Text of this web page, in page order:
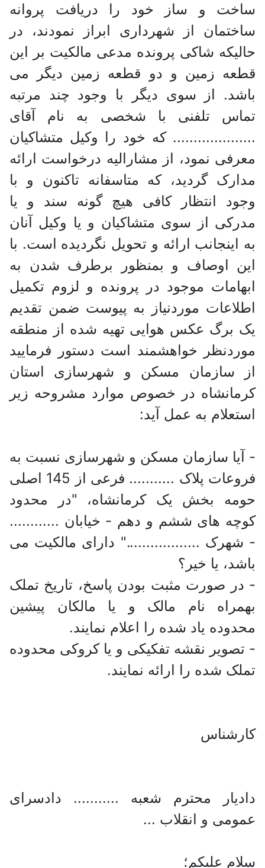
ساخت و ساز خود را دریافت پروانه
ساختمان از شهرداری ابراز نمودند، در
حالیکه شاکی پرونده مدعی مالکیت بر این
قطعه زمین و دو قطعه زمین دیگر می
باشد. از سوی دیگر با وجود چند مرتبه
تماس تلفنی با شخصی به نام آقای
.................... که خود را وکیل متشاکیان
معرفی نمود، از مشارالیه درخواست ارائه
مدارک گردید، که متاسفانه تاکنون و با
وجود انتظار کافی هیچ گونه سند و یا
مدرکی از سوی متشاکیان و یا وکیل آنان
به اینجانب ارائه و تحویل نگردیده است. با
این اوصاف و بمنظور برطرف شدن به
ابهامات موجود در پرونده و لزوم تکمیل
اطلاعات موردنیاز به پیوست ضمن تقدیم
یک برگ عکس هوایی تهیه شده از منطقه
موردنظر خواهشمند است دستور فرمایید
از سازمان مسکن و شهرسازی استان
کرمانشاه در خصوص موارد مشروحه زیر
استعلام به عمل آید:
- آیا سازمان مسکن و شهرسازی نسبت به
فروعات پلاک ........... فرعی از 145 اصلی
حومه بخش یک کرمانشاه، "در محدود
کوچه های ششم و دهم - خیابان ............
- شهرک .................." دارای مالکیت می
باشد، یا خیر؟
- در صورت مثبت بودن پاسخ، تاریخ تملک
بهمراه نام مالک و یا مالکان پیشین
محدوده یاد شده را اعلام نمایند.
- تصویر نقشه تفکیکی و یا کروکی محدوده
تملک شده را ارائه نمایند.
کارشناس
دادیار محترم شعبه ........... دادسرای
عمومی و انقلاب ...
سلام علیکم؛